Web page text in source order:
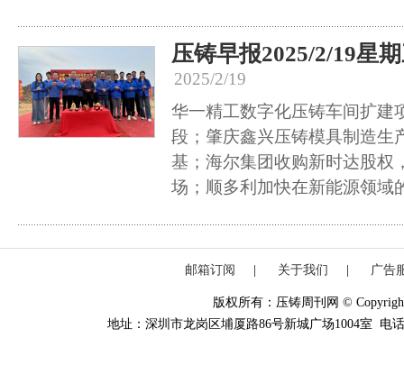
压铸早报2025/2/19星
2025/2/19
华一精工数字化压铸车间扩建
段；肇庆鑫兴压铸模具制造生
基；海尔集团收购新时达股权
场；顺多利加快在新能源领域
邮箱订阅 关于我们 广告
版权所有：压铸周刊网 ©
地址：深圳市龙岗区埔厦路86号新城广场1004室 电